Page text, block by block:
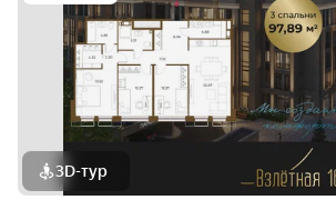
3D-тур